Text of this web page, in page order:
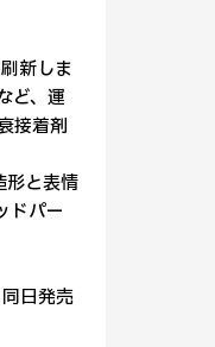
新しま
ど、運
接着剤
形と表情
ドパー
日発売